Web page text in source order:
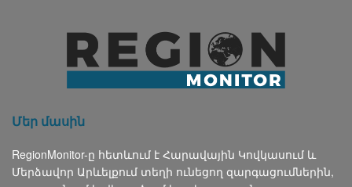
Մեր մասին
RegionMonitor-ը հետևում է Հարավային Կովկասում և
Մերձավոր Արևելքում տեղի ունեցող զարգացումներին,